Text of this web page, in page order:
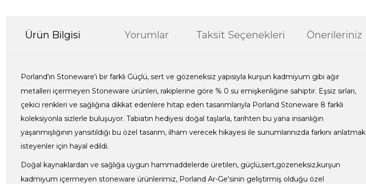
Ürün Bilgisi Yorumlar Taksit Seçenekleri Önerileriniz
Porland'ın Stoneware'i bir farklı Güçlü, sert ve gözeneksiz yapısıyla kurşun kadmiyum gibi ağır
metalleri içermeyen Stoneware ürünleri, rakiplerine göre % 0 su emişkenliğine sahiptir. Eşsiz sırları,
çekici renkleri ve sağlığına dikkat edenlere hitap eden tasarımlarıyla Porland Stoneware 8 farklı
koleksiyonla sizlerle buluşuyor. Tabiatın hediyesi doğal taşlarla, tarihten bu yana insanlığın
yaşanmışlığının yansıtıldığı bu özel tasarım, ilham verecek hikayesi ile sunumlarınızda farkını anlatmak
isteyenler için hayal edildi.
Doğal kaynaklardan ve sağlığa uygun hammaddelerde üretilen, güçlü,sert,gözeneksiz,kurşun
kadmiyum içermeyen stoneware ürünlerimiz, Porland Ar-Ge'sinin geliştirmiş olduğu özel